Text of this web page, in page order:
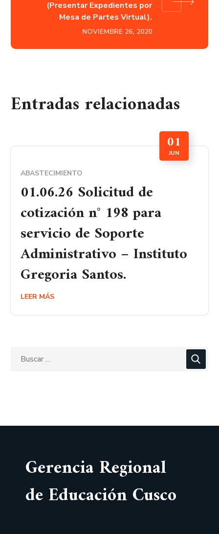
(Presentar Expedientes por
Mesa de Partes Virtual).
NOVIEMBRE 26, 2020
Entradas relacionadas
01
JUN
ABASTECIMIENTO
01.06.26 Solicitud de
cotización n° 198 para
servicio de Soporte
Administrativo – Instituto
Gregoria Santos.
LEER MÁS
Gerencia Regional
de Educación Cusco